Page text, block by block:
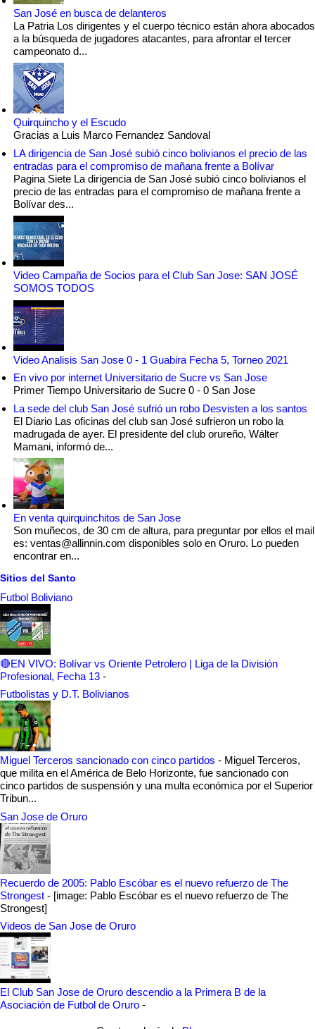
San José en busca de delanteros
La Patria Los dirigentes y el cuerpo técnico están ahora abocados
a la búsqueda de jugadores atacantes, para afrontar el tercer
campeonato d...
Quirquincho y el Escudo
Gracias a Luis Marco Fernandez Sandoval
LA dirigencia de San José subió cinco bolivianos el precio de las
entradas para el compromiso de mañana frente a Bolívar
Pagina Siete La dirigencia de San José subió cinco bolivianos el
precio de las entradas para el compromiso de mañana frente a
Bolívar des...
Video Campaña de Socios para el Club San Jose: SAN JOSÉ
SOMOS TODOS
Video Analisis San Jose 0 - 1 Guabira Fecha 5, Torneo 2021
En vivo por internet Universitario de Sucre vs San Jose
Primer Tiempo Universitario de Sucre 0 - 0 San Jose
La sede del club San José sufrió un robo Desvisten a los santos
El Diario Las oficinas del club san José sufrieron un robo la
madrugada de ayer. El presidente del club orureño, Wálter
Mamani, informó de...
En venta quirquinchitos de San Jose
Son muñecos, de 30 cm de altura, para preguntar por ellos el mail
es: ventas@allinnin.com disponibles solo en Oruro. Lo pueden
encontrar en...
Sitios del Santo
Futbol Boliviano
🔴EN VIVO: Bolívar vs Oriente Petrolero | Liga de la División
Profesional, Fecha 13 -
Futbolistas y D.T. Bolivianos
Miguel Terceros sancionado con cinco partidos - Miguel Terceros,
que milita en el América de Belo Horizonte, fue sancionado con
cinco partidos de suspensión y una multa económica por el Superior
Tribun...
San Jose de Oruro
Recuerdo de 2005: Pablo Escóbar es el nuevo refuerzo de The
Strongest - [image: Pablo Escóbar es el nuevo refuerzo de The
Strongest]
Videos de San Jose de Oruro
El Club San Jose de Oruro descendio a la Primera B de la
Asociación de Futbol de Oruro -